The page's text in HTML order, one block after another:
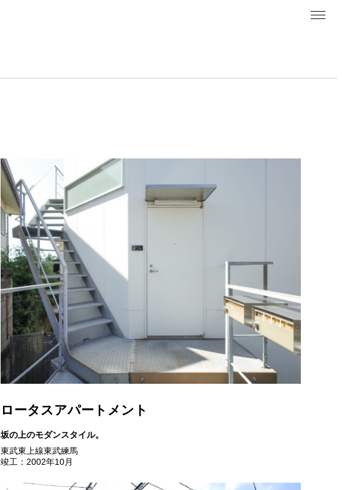
ロータスアパートメント
坂の上のモダンスタイル。
東武東上線東武練馬
竣工：2002年10月